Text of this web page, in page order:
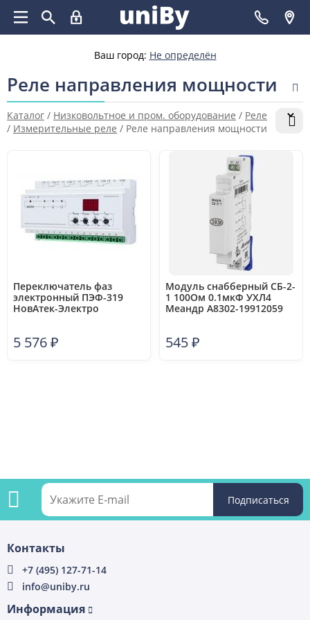
Ваш город: Не определён
Реле направления мощности
Каталог / Низковольтное и пром. оборудование / Реле
/ Измерительные реле / Реле направления мощности
Переключатель фаз
электронный ПЭФ-319
НовАтек-Электро
5 576₽
Модуль снабберный СБ-2-
1 100Ом 0.1мкФ УХЛ4
Меандр A8302-19912059
545₽
Контакты
+7 (495) 127-71-14
info@uniby.ru
Информация